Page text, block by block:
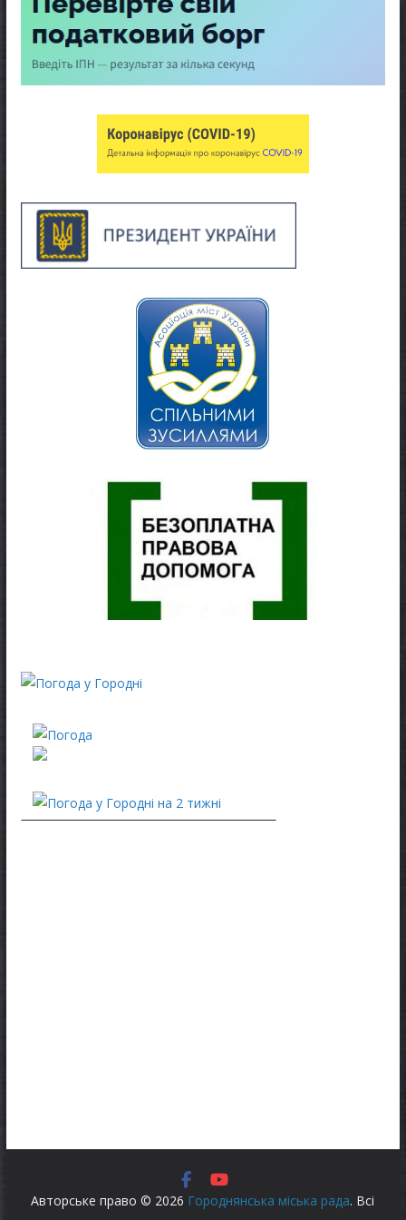
Авторське право © 2026 Городнянська міська рада. Всі